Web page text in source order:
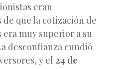
eran
de que la cotización de
era muy superior a su
desconfianza cundió
y el 24 de